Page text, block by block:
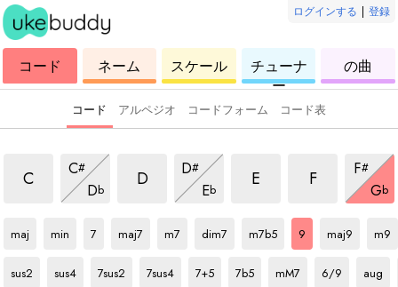
ログインする | 登録
ウ
ク
レ
コード
コ
ー
ド
ネーム
ウ
ク
レ
レ
スケール
ク
レ
レ
チューナ
ー
ク
レ
の曲
コード アルペジオ コードフォーム コード表
C C#
Db
9 和音 D D#
Eb
9 和音 E
F
F#
Gb
9 和
maj
min
7
maj7
m7
dim7
m7b5
9
maj9
和音
Gb
m9
和音
sus2
sus4
7sus2
7sus4
7+5
7b5
mM7
和音
6/9
aug